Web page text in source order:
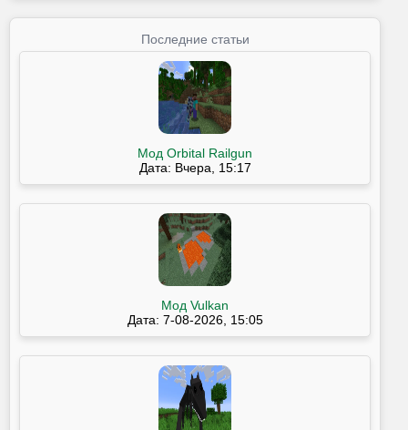
Последние статьи
Мод Orbital Railgun
Дата: Вчера, 15:17
Мод Vulkan
Дата: 7-08-2026, 15:05